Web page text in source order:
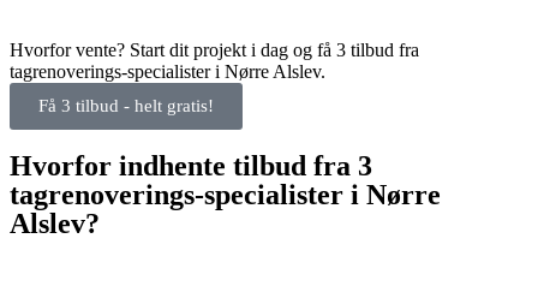
Hvorfor vente? Start dit projekt i dag og få 3 tilbud fra
tagrenoverings-specialister i Nørre Alslev.
Få 3 tilbud - helt gratis!
Hvorfor indhente tilbud fra 3
tagrenoverings-specialister i Nørre
Alslev?